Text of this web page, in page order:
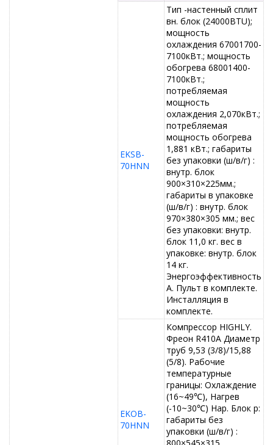
EKSB-
70HNN
Тип -настенный сплит
вн. блок (24000BTU);
мощность
охлаждения 67001700-
7100кВт.; мощность
обогрева 68001400-
7100кВт.;
потребляемая
мощность
охлаждения 2,070кВт.;
потребляемая
мощность обогрева
1,881 кВт.; габариты
без упаковки (ш/в/г) :
внутр. блок
900×310×225мм.;
габариты в упаковке
(ш/в/г) : внутр. блок
970×380×305 мм.; вес
без упаковки: внутр.
блок 11,0 кг. вес в
упаковке: внутр. блок
14 кг.
Энергоэффективность
А. Пульт в комплекте.
Инсталляция в
комплекте.
EKOB-
70HNN
Компрессор HIGHLY.
Фреон R410A Диаметр
труб 9,53 (3/8)/15,88
(5/8). Рабочие
температурные
границы: Охлаждение
(16~49℃), Нагрев
(-10~30℃) Нар. Блок р:
габариты без
упаковки (ш/в/г) :